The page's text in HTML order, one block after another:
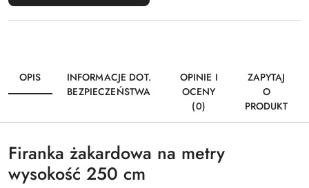
OPIS
INFORMACJE DOT.
BEZPIECZEŃSTWA
OPINIE I
OCENY
(0)
ZAPYTAJ
O
PRODUKT
Firanka żakardowa na metry
wysokość 250 cm